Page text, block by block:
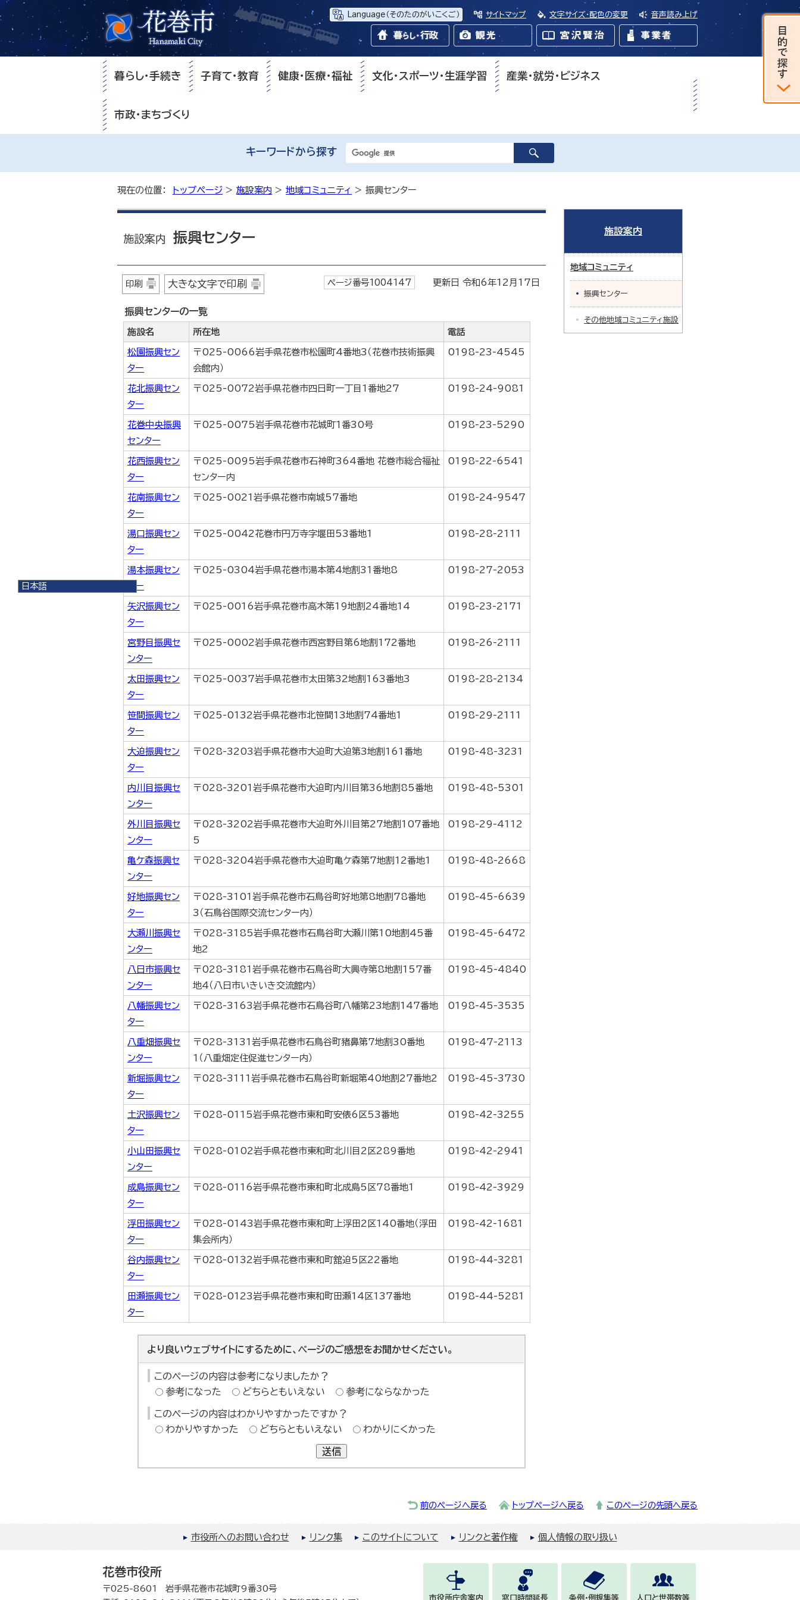
Language （そのたのがいこくご） サイトマップ 文字サイズ・配色の変更 音声読み上げ
日本語
暮らし・手続き 子育て・教育 健康・医療・福祉 文化・スポーツ・生涯学習 産業・就労・ビジネス
市政・まちづくり
キーワードから探す
現在の位置： トップページ > 施設案内 > 地域コミュニティ > 振興センター
施設案内 振興センター
印刷 大きな文字で印刷 ページ番号1004147 更新日 令和6年12月17日
振興センターの一覧
施設名 所在地 電話
松園振興セン
ター
〒025-0066岩手県花巻市松園町4番地3（花巻市技術振興
会館内）
0198-23-4545
花北振興セン
ター
〒025-0072岩手県花巻市四日町一丁目1番地27 0198-24-9081
花巻中央振興
センター
〒025-0075岩手県花巻市花城町1番30号 0198-23-5290
花西振興セン
ター
〒025-0095岩手県花巻市石神町364番地 花巻市総合福祉
センター内
0198-22-6541
花南振興セン
ター
〒025-0021岩手県花巻市南城57番地 0198-24-9547
湯口振興セン
ター
〒025-0042花巻市円万寺字堰田53番地1 0198-28-2111
湯本振興セン
ター
〒025-0304岩手県花巻市湯本第4地割31番地8 0198-27-2053
矢沢振興セン
ター
〒025-0016岩手県花巻市高木第19地割24番地14 0198-23-2171
宮野目振興セ
ンター
〒025-0002岩手県花巻市西宮野目第6地割172番地 0198-26-2111
太田振興セン
ター
〒025-0037岩手県花巻市太田第32地割163番地3 0198-28-2134
笹間振興セン
ター
〒025-0132岩手県花巻市北笹間13地割74番地1 0198-29-2111
大迫振興セン
ター
〒028-3203岩手県花巻市大迫町大迫第3地割161番地 0198-48-3231
内川目振興セ
ンター
〒028-3201岩手県花巻市大迫町内川目第36地割85番地 0198-48-5301
外川目振興セ
ンター
〒028-3202岩手県花巻市大迫町外川目第27地割107番地
5
0198-29-4112
亀ケ森振興セ
ンター
〒028-3204岩手県花巻市大迫町亀ケ森第7地割12番地1 0198-48-2668
好地振興セン
ター
〒028-3101岩手県花巻市石鳥谷町好地第8地割78番地
3（石鳥谷国際交流センター内）
0198-45-6639
大瀬川振興セ
ンター
〒028-3185岩手県花巻市石鳥谷町大瀬川第10地割45番
地2
0198-45-6472
八日市振興セ
ンター
〒028-3181岩手県花巻市石鳥谷町大興寺第8地割157番
地4（八日市いきいき交流館内）
0198-45-4840
八幡振興セン
ター
〒028-3163岩手県花巻市石鳥谷町八幡第23地割147番地 0198-45-3535
八重畑振興セ
ンター
〒028-3131岩手県花巻市石鳥谷町猪鼻第7地割30番地
1（八重畑定住促進センター内）
0198-47-2113
新堀振興セン
ター
〒028-3111岩手県花巻市石鳥谷町新堀第40地割27番地2 0198-45-3730
土沢振興セン
ター
〒028-0115岩手県花巻市東和町安俵6区53番地 0198-42-3255
小山田振興セ
ンター
〒028-0102岩手県花巻市東和町北川目2区289番地 0198-42-2941
成島振興セン
ター
〒028-0116岩手県花巻市東和町北成島5区78番地1 0198-42-3929
浮田振興セン
ター
〒028-0143岩手県花巻市東和町上浮田2区140番地（浮田
集会所内）
0198-42-1681
谷内振興セン
ター
〒028-0132岩手県花巻市東和町舘迫5区22番地 0198-44-3281
田瀬振興セン
ター
〒028-0123岩手県花巻市東和町田瀬14区137番地 0198-44-5281
より良いウェブサイトにするために、ページのご感想をお聞かせください。
このページの内容は参考になりましたか？
参考になった
どちらともいえない 参考にならなかった
このページの内容はわかりやすかったですか？
わかりやすかった
どちらともいえない わかりにくかった
送信
施設案内
地域コミュニティ
振興センター
その他地域コミュニティ施設
前のページへ戻る トップページへ戻る このページの先頭へ戻る
市役所へのお問い合わせ リンク集 このサイトについて リンクと著作権 個人情報の取り扱い
花巻市役所
〒025-8601 岩手県花巻市花城町9番30号
市役所庁舎案内 窓口時間延長 条例・例規集等 人口と世帯数等